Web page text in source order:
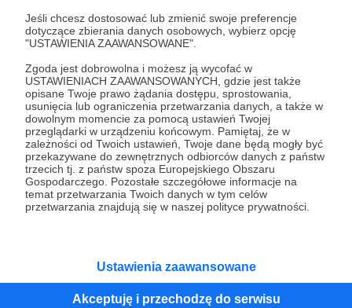
Jeśli chcesz dostosować lub zmienić swoje preferencje
dotyczące zbierania danych osobowych, wybierz opcję
"USTAWIENIA ZAAWANSOWANE".
Zgoda jest dobrowolna i możesz ją wycofać w
USTAWIENIACH ZAAWANSOWANYCH, gdzie jest także
opisane Twoje prawo żądania dostępu, sprostowania,
usunięcia lub ograniczenia przetwarzania danych, a także w
dowolnym momencie za pomocą ustawień Twojej
przeglądarki w urządzeniu końcowym. Pamiętaj, że w
zależności od Twoich ustawień, Twoje dane będą mogły być
przekazywane do zewnętrznych odbiorców danych z państw
trzecich tj. z państw spoza Europejskiego Obszaru
Gospodarczego. Pozostałe szczegółowe informacje na
temat przetwarzania Twoich danych w tym celów
przetwarzania znajdują się w naszej polityce prywatności.
Ustawienia zaawansowane
Akceptuję i przechodzę do serwisu
Kategorie
O Patronite
Dodatkowe produkty
Pomoc
RegulaminPolityka prywatnościPatronite Commons
Unia Europejska